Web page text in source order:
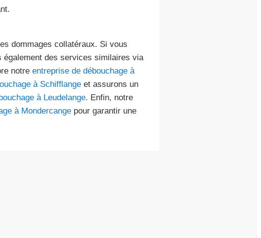
dommages collatéraux. Si vous
des services similaires via
notre entreprise de débouchage à
à Schifflangeet assurons un
à Leudelange. Enfin, notre
à Mondercangepour garantir une